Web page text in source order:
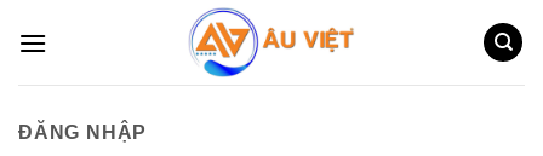
ĐĂNG NHẬP